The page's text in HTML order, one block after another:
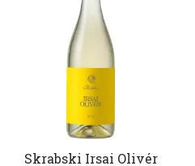
Skrabski Irsai Olivér